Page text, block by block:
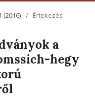
(2016) / Értekezés
a
hegy